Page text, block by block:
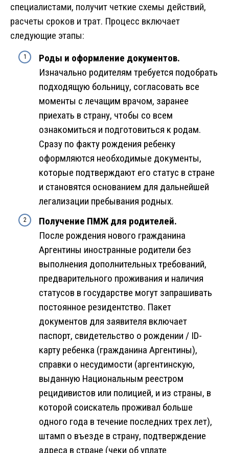
специалистами, получит четкие схемы действий,
расчеты сроков и трат. Процесс включает
следующие этапы:
Роды и оформление документов.
Изначально родителям требуется подобрать
подходящую больницу, согласовать все
моменты с лечащим врачом, заранее
приехать в страну, чтобы со всем
ознакомиться и подготовиться к родам.
Сразу по факту рождения ребенку
оформляются необходимые документы,
которые подтверждают его статус в стране
и становятся основанием для дальнейшей
легализации пребывания родных.
Получение ПМЖ для родителей.
После рождения нового гражданина
Аргентины иностранные родители без
выполнения дополнительных требований,
предварительного проживания и наличия
статусов в государстве могут запрашивать
постоянное резидентство. Пакет
документов для заявителя включает
паспорт, свидетельство о рождении / ID-
карту ребенка (гражданина Аргентины),
справки о несудимости (аргентинскую,
выданную Национальным реестром
рецидивистов или полицией, и из страны, в
которой соискатель проживал больше
одного года в течение последних трех лет),
штамп о въезде в страну, подтверждение
адреса в стране (чеки об уплате